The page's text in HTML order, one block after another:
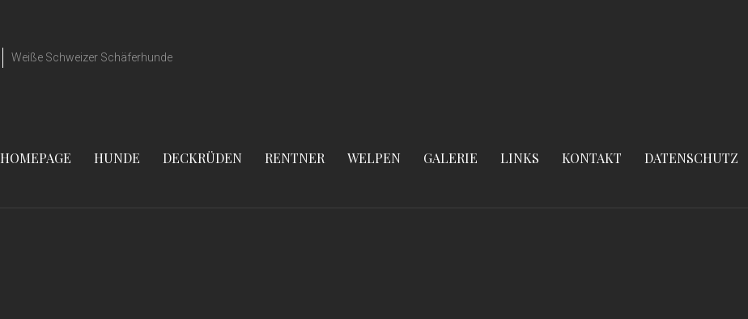
Weiße Schweizer Schäferhunde
HOMEPAGE HUNDE DECKRÜDEN RENTNER WELPEN GALERIE LINKS KONTAKT DATENSCHUTZ